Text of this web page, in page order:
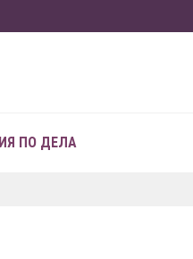
ПО ДЕЛА